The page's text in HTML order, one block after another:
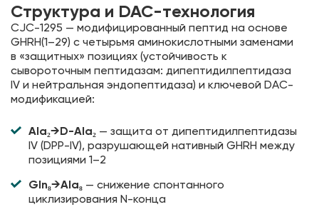
Структура и DAC-технология
CJC-1295 — модифицированный пептид на основе
GHRH(1–29) с четырьмя аминокислотными заменами
в «защитных» позициях (устойчивость к
сывороточным пептидазам: дипептидилпептидаза
IV и нейтральная эндопептидаза) и ключевой DAC-
модификацией:
Ala₂→D-Ala₂ — защита от дипептидилпептидазы
IV (DPP-IV), разрушающей нативный GHRH между
позициями 1–2
Gln₈→Ala₈ — снижение спонтанного
циклизирования N-конца